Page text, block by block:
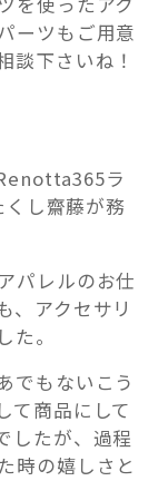
ーツもご用意
談下さいね！
ラ
し齋藤が務
パレルのお仕
、アクセサリ
。
でもないこう
て商品にして
したが、過程
時の嬉しさと